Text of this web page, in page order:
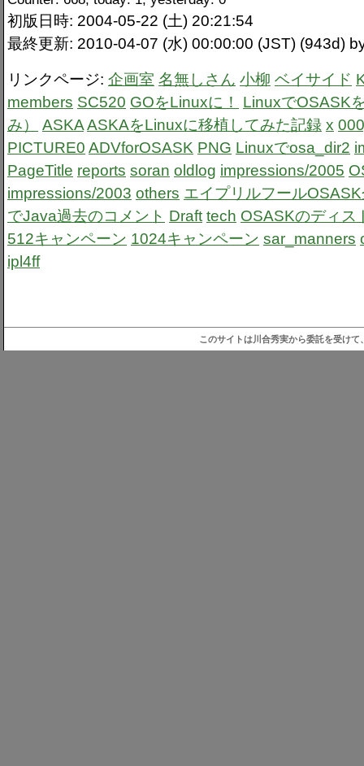
初版日時: 2004-05-22 (土) 20:21:54
最終更新: 2010-04-07 (水) 00:00:00 (JST) (943d)
リンクページ: 企画室 名無しさん 小柳 ベイサイド
members SC520 GOをLinuxに！
LinuxでOSASK
み）
ASKAASKAをLinuxに移植してみた記録 x
PICTURE0 ADVforOSASK PNG Linuxでosa_dir2
PageTitle reports soran oldlog impressions/2005
impressions/2003 others エイプリルフール
でJava過去のコメント Draft tech OSASKのディス
512キャンペーン 1024キャンペーン sar_manners
ipl4ff
このサイトは川合秀実から委託を受け